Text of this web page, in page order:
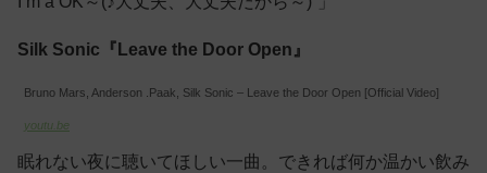
Silk Sonic『Leave the Door Open』
Bruno Mars, Anderson .Paak, Silk Sonic – Leave the Door Open [Official Video]
youtu.be
眠れない夜に聴いてほしい一曲。できれば何か温かい飲み